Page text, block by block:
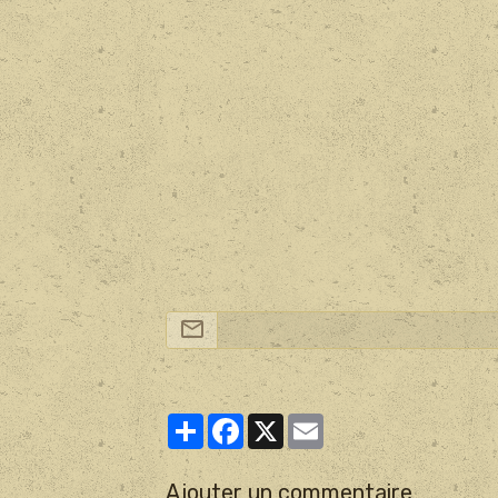
PartagerFacebook
X Email
Ajouter un commentaire